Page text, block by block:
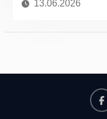
13.06.2026